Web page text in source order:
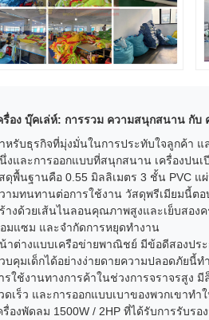
รื่อง บุ๊คเล่ห์: การรวม ความสนุกสนาน กับ
หรับธุรกิจที่มุ่งมั่นในการประทับใจลูกค้า แ
งและการออกแบบที่สนุกสนาน เครื่องปน
ดุพื้นฐานคือ 0.55 มิลลิเมตร 3 ชั้น PVC
ามทนทานต่อการใช้งาน วัสดุพรีเมียมนี้ตอ
างด้วยเส้นไนลอนคุณภาพสูงและเย็บสอง
มแซม และจํากัดการหยุดทํางาน
าต่างแบบเครือข่ายพาณิชย์ มีข้อดีสองปร
บคุมเด็กได้อย่างง่ายดายความปลอดภัยนี้
รใช้งานทางการค้าในช่วงการจราจรสูง
ดเร็ว และการออกแบบเบาของพวกเขาทํ
รื่องพัดลม 1500W / 2HP ที่ได้รับการรับร